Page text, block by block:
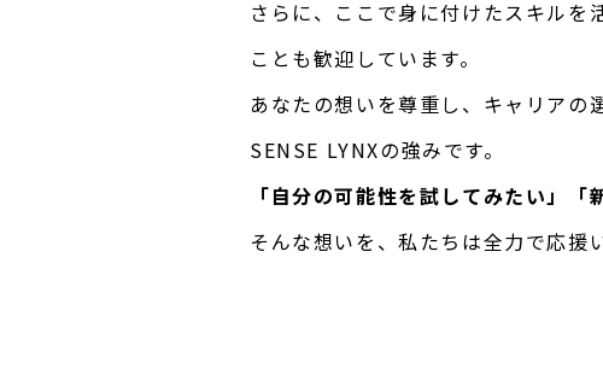
さらに、ここで身に付けたスキルを
ことも歓迎しています。
あなたの想いを尊重し、キャリアの
SENSE LYNXの強みです。
「自分の可能性を試してみたい」「
そんな想いを、私たちは全力で応援